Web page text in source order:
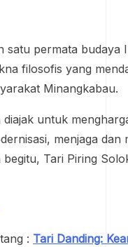
satu permata
filosofis yang
Minangkabau.
untuk
menjaga
begitu, Tari Piring
: Tari Danding: